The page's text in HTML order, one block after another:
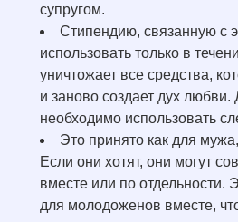
супругом.
Стипендию, связанную с
использовать только в
уничтожает все средства,
и заново создает дух любви.
необходимо использовать
Это принято как для
Если они хотят, они могут
вместе или по отдельности.
для молодоженов вместе,